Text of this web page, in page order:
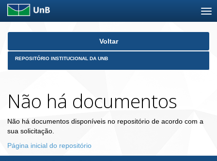
Skip
Voltar
REPOSITÓRIO INSTITUCIONAL DA UNB
Não há documentos
Não há documentos disponíveis no repositório de acordo com a
sua solicitação.
Página inicial do repositório